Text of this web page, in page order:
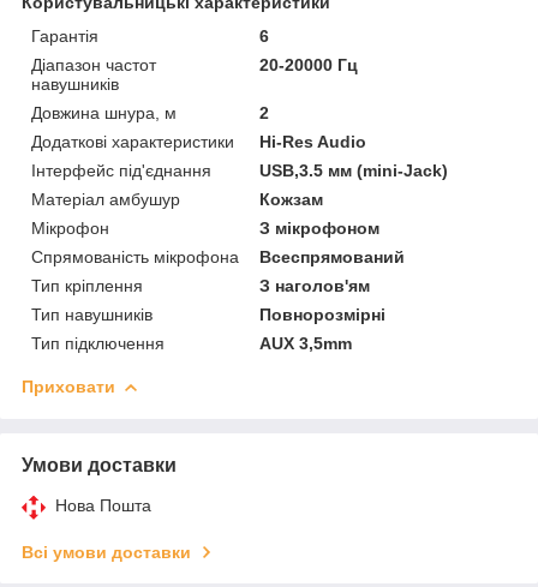
Гарантія
6
Діапазон частот
навушників
20-20000 Гц
Довжина шнура, м
2
Додаткові характеристики
Hi-Res Audio
Інтерфейс під'єднання
USB,3.5 мм (mini-Jack)
Матеріал амбушур
Кожзам
Мікрофон
З мікрофоном
Спрямованість мікрофона
Всеспрямований
Тип кріплення
З наголов'ям
Тип навушників
Повнорозмірні
Тип підключення
AUX 3,5mm
Приховати
Умови доставки
Нова Пошта
Всі умови доставки